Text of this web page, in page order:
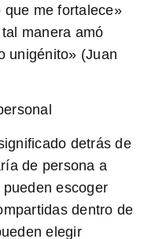
que me fortalece»
manera amó
unigénito» (Juan
detrás de
de persona a
escoger
dentro de
elegir